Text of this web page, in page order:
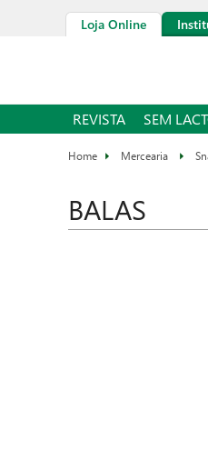
Loja Online
REVISTA SEM
Mercearia
BALAS